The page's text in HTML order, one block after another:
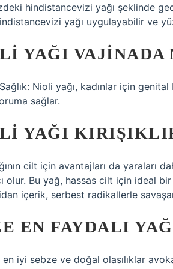
hindistancevizi yağı şeklinde
yağı uygulayabilir ve
YAĞI VAJINADA
Nioli yağı, kadınlar için
sağlar.
YAĞI
cilt için avantajları da yaraları
olur. Bu yağ, hassas cilt için ideal
içerik, serbest radikallerle
EN FAYDALI
iyi sebze ve doğal olasılıklar